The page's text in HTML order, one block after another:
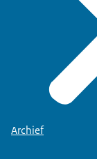
Archief